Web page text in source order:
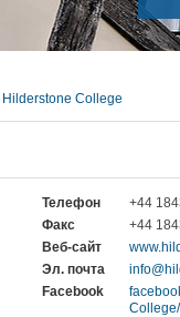
Hilderstone College
Телефон
+44
Факс
+44
Веб-сайт
Эл. почта
Facebook